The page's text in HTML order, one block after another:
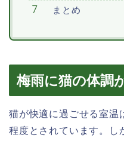
まとめ
梅雨に猫の体調
猫が快適に過ごせる室温
程度とされています。し